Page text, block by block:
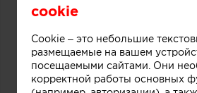
cookie
Cookie – это небольшие
размещаемые на вашем
посещаемыми сайтами. Они
корректной работы основных